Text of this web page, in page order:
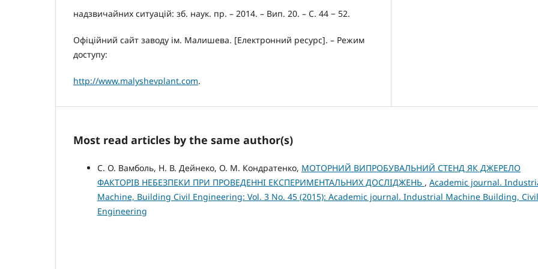
надзвичайних ситуацій: зб. наук. пр. – 2014. – Вип. 20. – С. 44 − 52.
Офіційний сайт заводу ім. Малишева. [Електронний ресурс]. – Режим
доступу:
http://www.malyshevplant.com.
Most read articles by the same author(s)
С. О. Вамболь, Н. В. Дейнеко, О. М. Кондратенко, МОТОРНИЙ ВИПРОБУВАЛЬНИЙ СТЕНД ЯК ДЖЕРЕЛО
ФАКТОРІВ НЕБЕЗПЕКИ ПРИ ПРОВЕДЕННІ ЕКСПЕРИМЕНТАЛЬНИХ ДОСЛІДЖЕНЬ , Academic journal.
Machine, Building Civil Engineering: Vol. 3 No. 45 (2015): Academic journal. Industrial Machine Building, Civil
Engineering